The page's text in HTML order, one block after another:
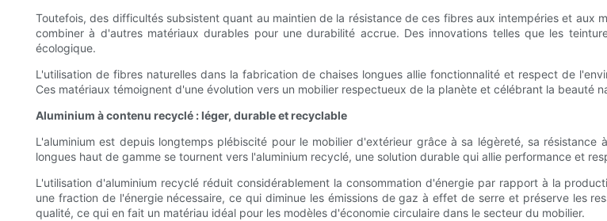
Toutefois, des difficultés subsistent quant au maintien de la résistance de ces fibres aux intempéries et aux
combiner à d'autres matériaux durables pour une durabilité accrue. Des innovations telles que les
écologique.
L'utilisation de fibres naturelles dans la fabrication de chaises longues allie fonctionnalité et respect de
Ces matériaux témoignent d'une évolution vers un mobilier respectueux de la planète et célébrant la beauté
Aluminium à contenu recyclé : léger, durable et recyclable
L'aluminium est depuis longtemps plébiscité pour le mobilier d'extérieur grâce à sa légèreté, sa
longues haut de gamme se tournent vers l'aluminium recyclé, une solution durable qui allie performance et
L'utilisation d'aluminium recyclé réduit considérablement la consommation d'énergie par rapport à la
une fraction de l'énergie nécessaire, ce qui diminue les émissions de gaz à effet de serre et préserve les
qualité, ce qui en fait un matériau idéal pour les modèles d'économie circulaire dans le secteur du mobilier.